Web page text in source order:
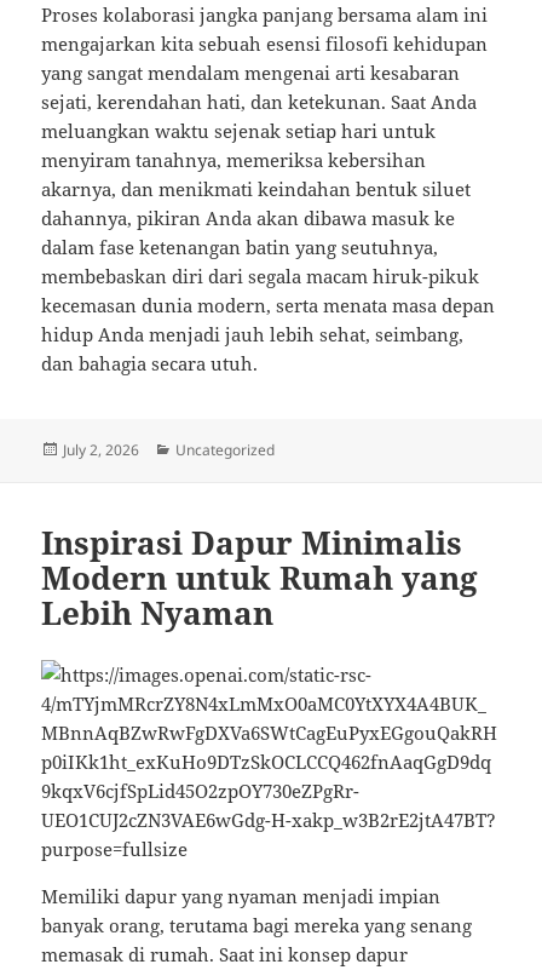
Proses kolaborasi jangka panjang bersama alam ini
mengajarkan kita sebuah esensi filosofi kehidupan
yang sangat mendalam mengenai arti kesabaran
sejati, kerendahan hati, dan ketekunan. Saat Anda
meluangkan waktu sejenak setiap hari untuk
menyiram tanahnya, memeriksa kebersihan
akarnya, dan menikmati keindahan bentuk siluet
dahannya, pikiran Anda akan dibawa masuk ke
dalam fase ketenangan batin yang seutuhnya,
membebaskan diri dari segala macam hiruk-pikuk
kecemasan dunia modern, serta menata masa depan
hidup Anda menjadi jauh lebih sehat, seimbang,
dan bahagia secara utuh.
Posted
July 2, 2026 Categories
Uncategorized
Inspirasi Dapur Minimalis
Modern untuk Rumah yang
Lebih Nyaman
Memiliki dapur yang nyaman menjadi impian
banyak orang, terutama bagi mereka yang senang
memasak di rumah. Saat ini konsep dapur